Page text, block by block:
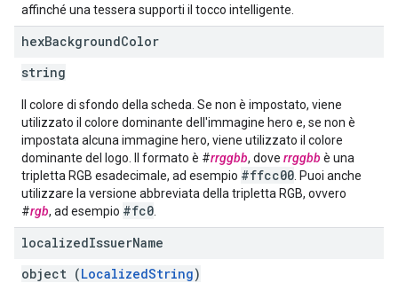
affinché una tessera supporti il tocco intelligente.
hexBackgroundColor
string
Il colore di sfondo della scheda. Se non è impostato, viene
utilizzato il colore dominante dell'immagine hero e, se non è
impostata alcuna immagine hero, viene utilizzato il colore
dominante del logo. Il formato è #rrggbb, dove rrggbb è una
tripletta RGB esadecimale, ad esempio #ffcc00 . Puoi anche
utilizzare la versione abbreviata della tripletta RGB, ovvero
#rgb, ad esempio #fc0
localizedIssuerName
object (LocalizedString)